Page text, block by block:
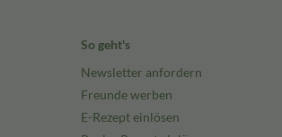
So geht's
Newsletter anfordern
Freunde werben
E-Rezept einlösen